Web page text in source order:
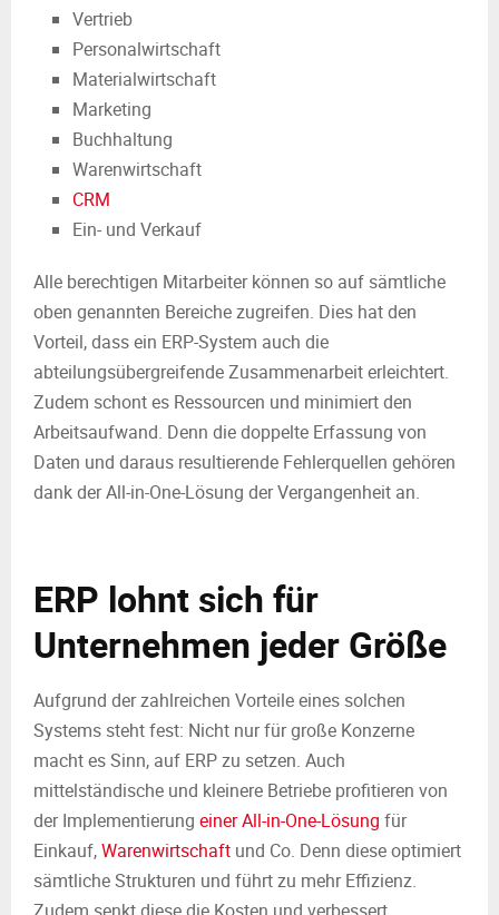
Vertrieb
Personalwirtschaft
Materialwirtschaft
Marketing
Buchhaltung
Warenwirtschaft
CRM
Ein- und Verkauf
Alle berechtigen Mitarbeiter können so auf sämtliche
oben genannten Bereiche zugreifen. Dies hat den
Vorteil, dass ein ERP-System auch die
abteilungsübergreifende Zusammenarbeit erleichtert.
Zudem schont es Ressourcen und minimiert den
Arbeitsaufwand. Denn die doppelte Erfassung von
Daten und daraus resultierende Fehlerquellen gehören
dank der All-in-One-Lösung der Vergangenheit an.
ERP lohnt sich für
Unternehmen jeder Größe
Aufgrund der zahlreichen Vorteile eines solchen
Systems steht fest: Nicht nur für große Konzerne
macht es Sinn, auf ERP zu setzen. Auch
mittelständische und kleinere Betriebe profitieren von
der Implementierung einer All-in-One-Lösung für
Einkauf,Warenwirtschaft und Co. Denn diese optimiert
sämtliche Strukturen und führt zu mehr Effizienz.